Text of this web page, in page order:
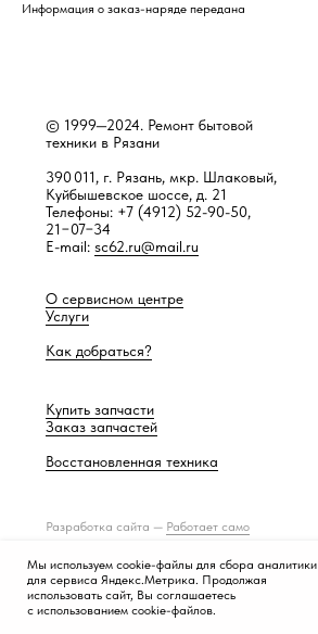
Информация о заказ-наряде передана
Разработка сайта — Работает само
© 1999—2024. Ремонт бытовой
техники в Рязани
390 011, г. Рязань, мкр. Шлаковый,
Куйбышевское шоссе, д. 21
Телефоны: +7 (4912) 52-90-50,
21−07−34
E-mail: sc62.ru@mail.ru
О сервисном центре
Услуги
Как добраться?
Купить запчасти
Заказ запчастей
Восстановленная техника
Мы используем cookie-файлы для сбора аналитики
для сервиса Яндекс.Метрика. Продолжая
использовать сайт, Вы соглашаетесь
с использованием cookie-файлов.